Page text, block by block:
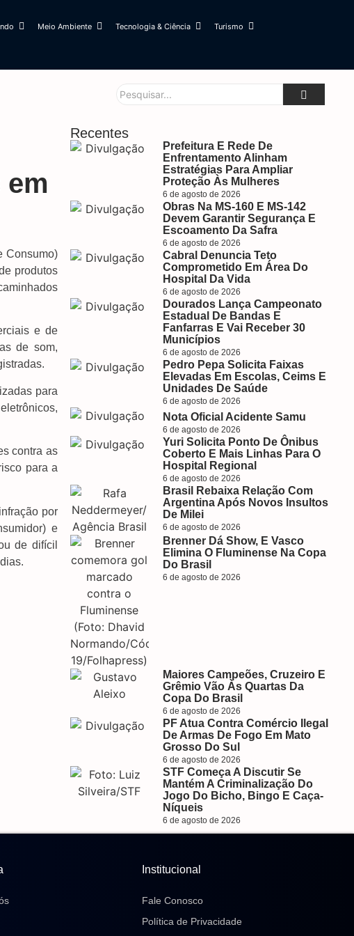
Meio Ambiente Tecnologia & Ciência Turismo
Consumo)
produtos
e de
de som,
para
contra as
para a
por
e
de difícil
Recentes
Prefeitura E Rede De
Enfrentamento Alinham
Estratégias Para Ampliar
Proteção Às Mulheres
6 de agosto de 2026
Obras Na MS-160 E MS-142
Devem Garantir Segurança E
Escoamento Da Safra
6 de agosto de 2026
Cabral Denuncia Teto
Comprometido Em Área Do
Hospital Da Vida
6 de agosto de 2026
Dourados Lança Campeonato
Estadual De Bandas E
Fanfarras E Vai Receber 30
Municípios
6 de agosto de 2026
Pedro Pepa Solicita Faixas
Elevadas Em Escolas, Ceims E
Unidades De Saúde
6 de agosto de 2026
Nota Oficial Acidente Samu
6 de agosto de 2026
Yuri Solicita Ponto De Ônibus
Coberto E Mais Linhas Para O
Hospital Regional
6 de agosto de 2026
Brasil Rebaixa Relação Com
Argentina Após Novos Insultos
De Milei
6 de agosto de 2026
Brenner Dá Show, E Vasco
Elimina O Fluminense Na Copa
Do Brasil
6 de agosto de 2026
Maiores Campeões, Cruzeiro E
Grêmio Vão Às Quartas Da
Copa Do Brasil
6 de agosto de 2026
PF Atua Contra Comércio Ilegal
De Armas De Fogo Em Mato
Grosso Do Sul
6 de agosto de 2026
STF Começa A Discutir Se
Mantém A Criminalização Do
Jogo Do Bicho, Bingo E Caça-
Níqueis
6 de agosto de 2026
Institucional
Fale Conosco
Política de Privacidade